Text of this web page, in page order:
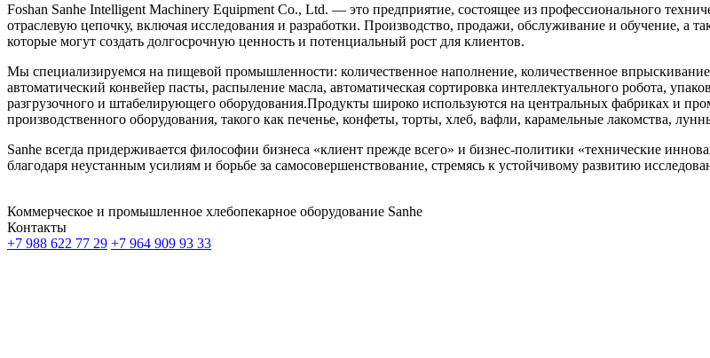
Foshan Sanhe Intelligent Machinery Equipment Co., Ltd. — это предприятие, состоящее из профессионального
отраслевую цепочку, включая исследования и разработки. Производство, продажи, обслуживание и обучение, а
которые могут создать долгосрочную ценность и потенциальный рост для клиентов.
Мы специализируемся на пищевой промышленности: количественное наполнение, количественное
автоматический конвейер пасты, распыление масла, автоматическая сортировка интеллектуального робота,
разгрузочного и штабелирующего оборудования.Продукты широко используются на центральных фабриках и
производственного оборудования, такого как печенье, конфеты, торты, хлеб, вафли, карамельные лакомства,
Sanhe всегда придерживается философии бизнеса «клиент прежде всего» и бизнес-политики «технические
благодаря неустанным усилиям и борьбе за самосовершенствование, стремясь к устойчивому развитию
Коммерческое и промышленное хлебопекарное оборудование Sanhe
Контакты
+7 988 622 77 29 +7 964 909 93 33